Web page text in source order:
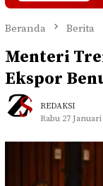
Beranda Berita
Menteri
Ekspor
REDAKSI
Rabu 27 Januari